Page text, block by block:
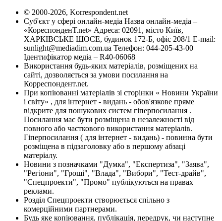
© 2000-2026, Korrespondent.net
Суб'єкт у сфері онлайн-медіа Назва онлайн-медіа –
«КореспонденТ.net» Адреса: 02091, місто Київ,
ХАРКІВСЬКЕ ШОСЕ, будинок 172-Б, офіс 208/1 E-mail:
sunlight@mediadim.com.ua Телефон: 044-205-43-00
Ідентифікатор медіа – R40-06068
Використання будь-яких матеріалів, розміщених на
сайті, дозволяється за умови посилання на
Корреспондент.net.
При копіюванні матеріалів зі сторінки « Новини України
і світу» , для інтернет - видань - обов'язкове пряме
відкрите для пошукових систем гіперпосилання .
Посилання має бути розміщена в незалежності від
повного або часткового використання матеріалів.
Гіперпосилання ( для інтернет - видань) - повинна бути
розміщена в підзаголовку або в першому абзаці
матеріалу.
Новини з позначками "Думка", "Експертиза", "Заява",
"Регіони", "Гроші", "Влада", "Вибори", "Тест-драйв",
"Спецпроекти", "Промо" публікуються на правах
реклами.
Розділ Спецпроекти створюється спільно з
комерційними партнерами.
Будь яке копіювання, публікація, передрук, чи наступне